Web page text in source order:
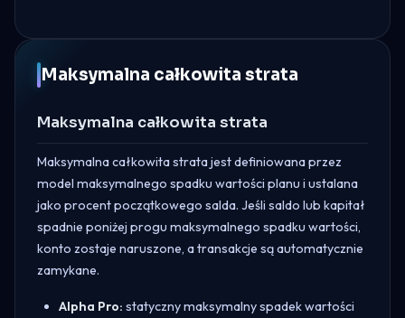
Maksymalna całkowita strata
Maksymalna całkowita strata
Maksymalna całkowita strata jest definiowana przez
model maksymalnego spadku wartości planu i ustalana
jako procent początkowego salda. Jeśli saldo lub kapitał
spadnie poniżej progu maksymalnego spadku wartości,
konto zostaje naruszone, a transakcje są automatycznie
zamykane.
Alpha Pro: statyczny maksymalny spadek wartości